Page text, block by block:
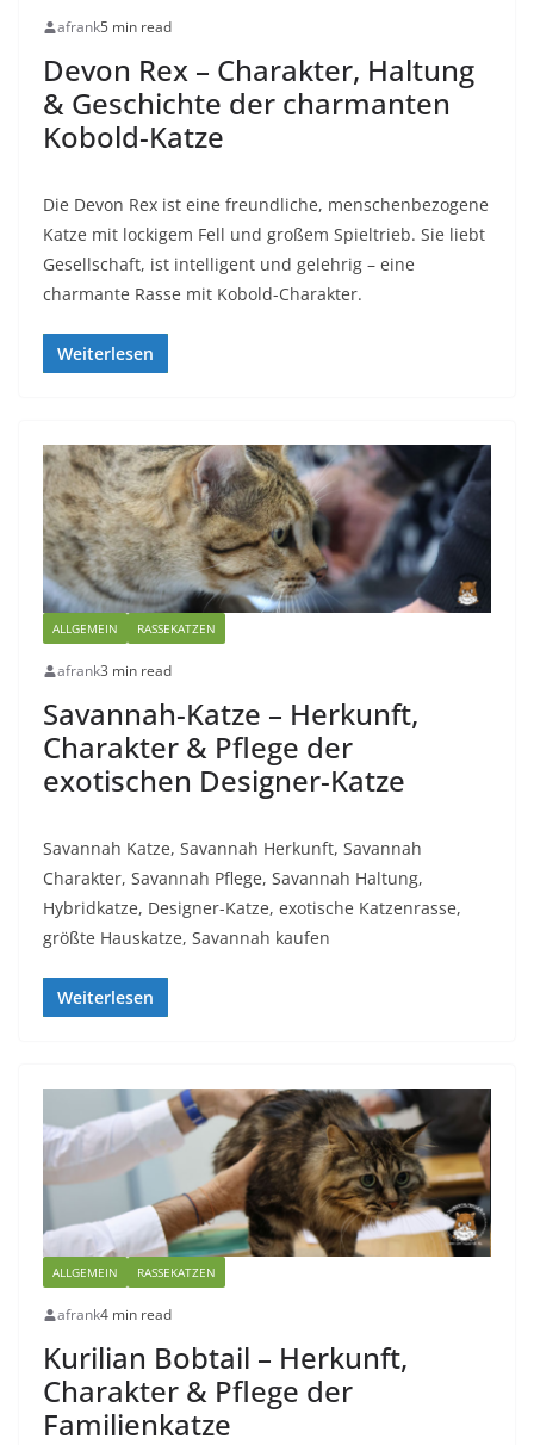
afrank5 min read
Devon Rex – Charakter, Haltung
& Geschichte der charmanten
Kobold-Katze
Die Devon Rex ist eine freundliche, menschenbezogene
Katze mit lockigem Fell und großem Spieltrieb. Sie liebt
Gesellschaft, ist intelligent und gelehrig – eine
charmante Rasse mit Kobold-Charakter.
Weiterlesen
ALLGEMEIN RASSEKATZEN
afrank3 min read
Savannah-Katze – Herkunft,
Charakter & Pflege der
exotischen Designer-Katze
Savannah Katze, Savannah Herkunft, Savannah
Charakter, Savannah Pflege, Savannah Haltung,
Hybridkatze, Designer-Katze, exotische Katzenrasse,
größte Hauskatze, Savannah kaufen
Weiterlesen
ALLGEMEIN RASSEKATZEN
afrank4 min read
Kurilian Bobtail – Herkunft,
Charakter & Pflege der
Familienkatze